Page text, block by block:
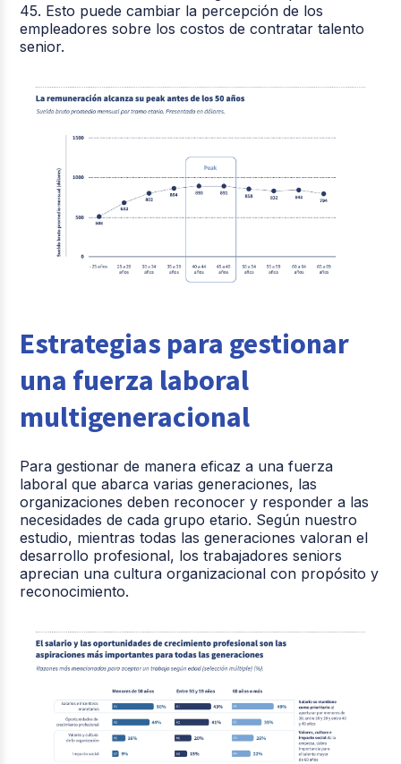
45. Esto puede cambiar la percepción de los
empleadores sobre los costos de contratar talento
senior.
Estrategias para gestionar
una fuerza laboral
multigeneracional
Para gestionar de manera eficaz a una fuerza
laboral que abarca varias generaciones, las
organizaciones deben reconocer y responder a las
necesidades de cada grupo etario. Según nuestro
estudio, mientras todas las generaciones valoran el
desarrollo profesional, los trabajadores seniors
aprecian una cultura organizacional con propósito y
reconocimiento.